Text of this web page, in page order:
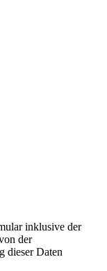
inklusive der
der
dieser Daten